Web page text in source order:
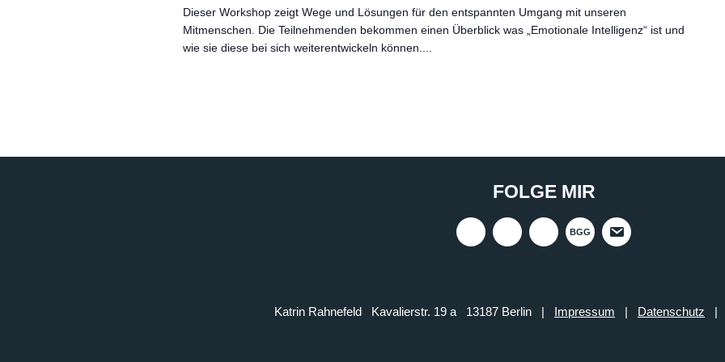
Dieser Workshop zeigt Wege und Lösungen für den entspannten Umgang mit unseren
Mitmenschen. Die Teilnehmenden bekommen einen Überblick was „Emotionale Intelligenz“ ist und
wie sie diese bei sich weiterentwickeln können....
FOLGE MIR
BGG
Katrin Rahnefeld Kavalierstr. 19 a 13187 Berlin | Impressum | Datenschutz |